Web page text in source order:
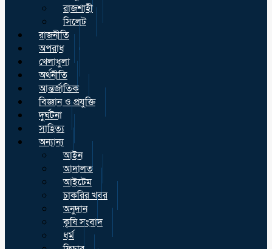
রাজশাহী
সিলেট
রাজনীতি
অপরাধ
খেলাধুলা
অর্থনীতি
আন্তর্জাতিক
বিজ্ঞান ও প্রযুক্তি
দুর্ঘটনা
সাহিত্য
অন্যান্য
আইন
আদালত
আইটেম
চাকরির খবর
অনুদান
কৃষি সংবাদ
ধর্ম